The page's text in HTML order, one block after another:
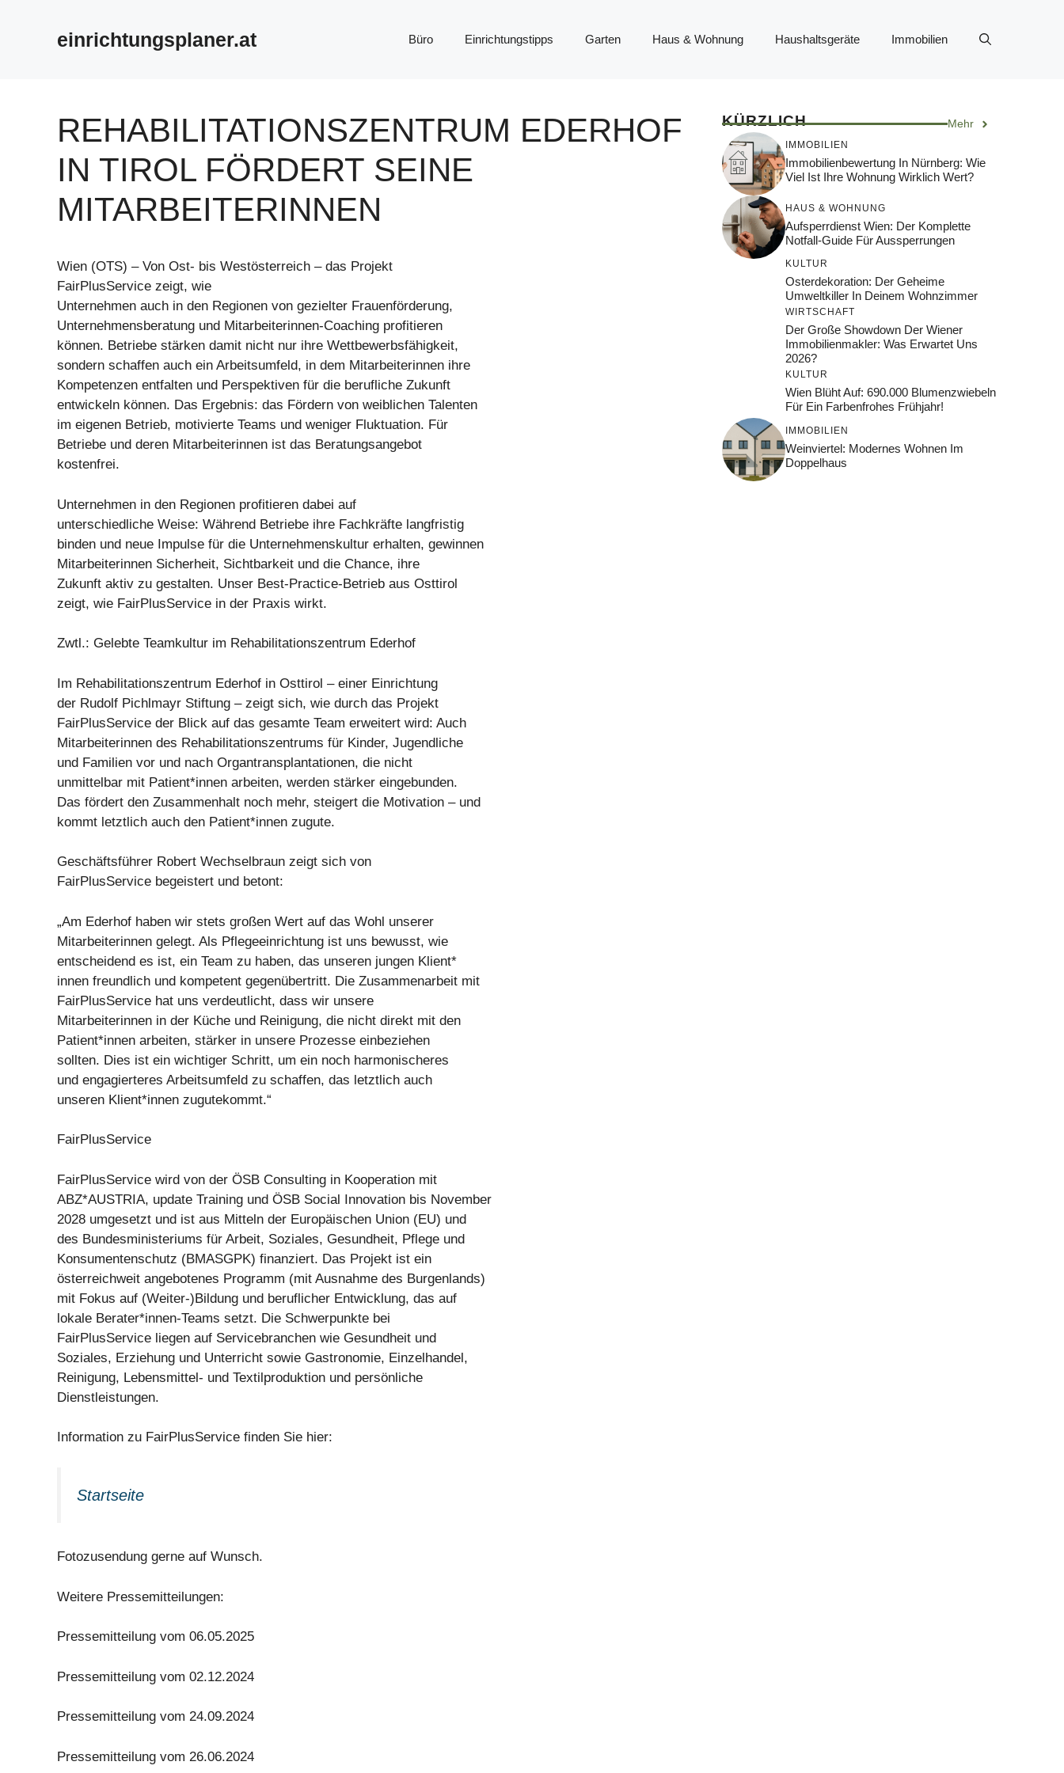
einrichtungsplaner.at Büro Einrichtungstipps Garten Haus & Wohnung Haushaltsgeräte Immobilien
REHABILITATIONSZENTRUM EDERHOF
IN TIROL FÖRDERT SEINE
MITARBEITERINNEN
Wien (OTS) – Von Ost- bis Westösterreich – das Projekt
FairPlusService zeigt, wie
Unternehmen auch in den Regionen von gezielter Frauenförderung,
Unternehmensberatung und Mitarbeiterinnen-Coaching profitieren
können. Betriebe stärken damit nicht nur ihre Wettbewerbsfähigkeit,
sondern schaffen auch ein Arbeitsumfeld, in dem Mitarbeiterinnen ihre
Kompetenzen entfalten und Perspektiven für die berufliche Zukunft
entwickeln können. Das Ergebnis: das Fördern von weiblichen Talenten
im eigenen Betrieb, motivierte Teams und weniger Fluktuation. Für
Betriebe und deren Mitarbeiterinnen ist das Beratungsangebot
kostenfrei.
Unternehmen in den Regionen profitieren dabei auf
unterschiedliche Weise: Während Betriebe ihre Fachkräfte langfristig
binden und neue Impulse für die Unternehmenskultur erhalten, gewinnen
Mitarbeiterinnen Sicherheit, Sichtbarkeit und die Chance, ihre
Zukunft aktiv zu gestalten. Unser Best-Practice-Betrieb aus Osttirol
zeigt, wie FairPlusService in der Praxis wirkt.
Zwtl.: Gelebte Teamkultur im Rehabilitationszentrum Ederhof
Im Rehabilitationszentrum Ederhof in Osttirol – einer Einrichtung
der Rudolf Pichlmayr Stiftung – zeigt sich, wie durch das Projekt
FairPlusService der Blick auf das gesamte Team erweitert wird: Auch
Mitarbeiterinnen des Rehabilitationszentrums für Kinder, Jugendliche
und Familien vor und nach Organtransplantationen, die nicht
unmittelbar mit Patient*innen arbeiten, werden stärker eingebunden.
Das fördert den Zusammenhalt noch mehr, steigert die Motivation – und
kommt letztlich auch den Patient*innen zugute.
Geschäftsführer Robert Wechselbraun zeigt sich von
FairPlusService begeistert und betont:
„Am Ederhof haben wir stets großen Wert auf das Wohl unserer
Mitarbeiterinnen gelegt. Als Pflegeeinrichtung ist uns bewusst, wie
entscheidend es ist, ein Team zu haben, das unseren jungen Klient*
innen freundlich und kompetent gegenübertritt. Die Zusammenarbeit mit
FairPlusService hat uns verdeutlicht, dass wir unsere
Mitarbeiterinnen in der Küche und Reinigung, die nicht direkt mit den
Patient*innen arbeiten, stärker in unsere Prozesse einbeziehen
sollten. Dies ist ein wichtiger Schritt, um ein noch harmonischeres
und engagierteres Arbeitsumfeld zu schaffen, das letztlich auch
unseren Klient*innen zugutekommt.“
FairPlusService
FairPlusService wird von der ÖSB Consulting in Kooperation mit
ABZ*AUSTRIA, update Training und ÖSB Social Innovation bis November
2028 umgesetzt und ist aus Mitteln der Europäischen Union (EU) und
des Bundesministeriums für Arbeit, Soziales, Gesundheit, Pflege und
Konsumentenschutz (BMASGPK) finanziert. Das Projekt ist ein
österreichweit angebotenes Programm (mit Ausnahme des Burgenlands)
mit Fokus auf (Weiter-)Bildung und beruflicher Entwicklung, das auf
lokale Berater*innen-Teams setzt. Die Schwerpunkte bei
FairPlusService liegen auf Servicebranchen wie Gesundheit und
Soziales, Erziehung und Unterricht sowie Gastronomie, Einzelhandel,
Reinigung, Lebensmittel- und Textilproduktion und persönliche
Dienstleistungen.
Information zu FairPlusService finden Sie hier:
Startseite
Fotozusendung gerne auf Wunsch.
Weitere Pressemitteilungen:
Pressemitteilung vom 06.05.2025
Pressemitteilung vom 02.12.2024
Pressemitteilung vom 24.09.2024
Pressemitteilung vom 26.06.2024
KÜRZLICH Mehr
IMMOBILIEN
Immobilienbewertung In Nürnberg: Wie
Viel Ist Ihre Wohnung Wirklich Wert?
HAUS & WOHNUNG
Aufsperrdienst Wien: Der Komplette
Notfall-Guide Für Aussperrungen
KULTUR
Osterdekoration: Der Geheime
Umweltkiller In Deinem Wohnzimmer
WIRTSCHAFT
Der Große Showdown Der Wiener
Immobilienmakler: Was Erwartet Uns
2026?
KULTUR
Wien Blüht Auf: 690.000 Blumenzwiebeln
Für Ein Farbenfrohes Frühjahr!
IMMOBILIEN
Weinviertel: Modernes Wohnen Im
Doppelhaus